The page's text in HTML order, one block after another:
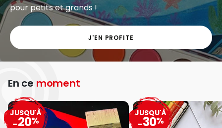
pour petits et grands !
J'EN PROFITE
En ce moment
JUSQU'À
-20%
JUSQU'À
-30%